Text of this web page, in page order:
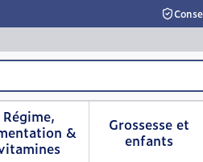
menu pour la catégorie
Régime,
&
Afficher le sous-menu
Grossesse et
enfantsAfficher